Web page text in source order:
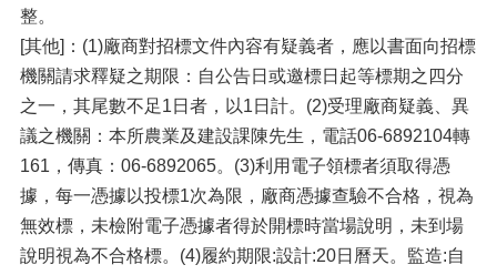
整。
[其他]：(1)廠商對招標文件內容有疑義者，應以書面向招標
機關請求釋疑之期限：自公告日或邀標日起等標期之四分
之一，其尾數不足1日者，以1日計。(2)受理廠商疑義、異
議之機關：本所農業及建設課陳先生，電話06-6892104轉
161，傳真：06-6892065。(3)利用電子領標者須取得憑
據，每一憑據以投標1次為限，廠商憑據查驗不合格，視為
無效標，未檢附電子憑據者得於開標時當場說明，未到場
說明視為不合格標。(4)履約期限:設計:20日曆天。監造:自